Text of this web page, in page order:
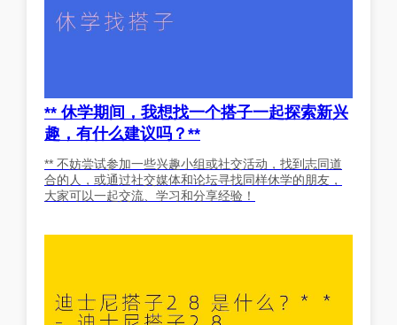
** 休学期间，我想找一个搭子一起探索新兴
趣，有什么建议吗？**
** 不妨尝试参加一些兴趣小组或社交活动，找到志同道
合的人，或通过社交媒体和论坛寻找同样休学的朋友，
大家可以一起交流、学习和分享经验！